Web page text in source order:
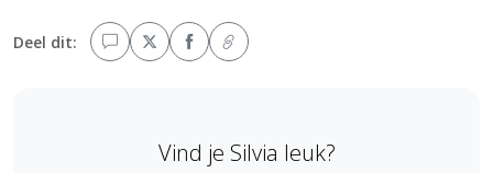
Deel dit:
Vind je Silvia leuk?